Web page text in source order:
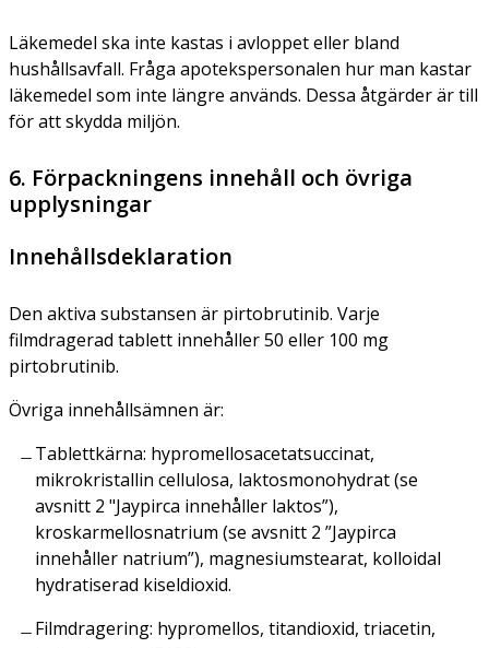
Läkemedel ska inte kastas i avloppet eller bland
hushållsavfall. Fråga apotekspersonalen hur man kastar
läkemedel som inte längre används. Dessa åtgärder är till
för att skydda miljön.
6. Förpackningens innehåll och övriga
upplysningar
Innehållsdeklaration
Den aktiva substansen är pirtobrutinib. Varje
filmdragerad tablett innehåller 50 eller 100 mg
pirtobrutinib.
Övriga innehållsämnen är:
Tablettkärna: hypromellosacetatsuccinat,
mikrokristallin cellulosa, laktosmonohydrat (se
avsnitt 2 "Jaypirca innehåller laktos”),
kroskarmellosnatrium (se avsnitt 2 ”Jaypirca
innehåller natrium”), magnesiumstearat, kolloidal
hydratiserad kiseldioxid.
Filmdragering: hypromellos, titandioxid, triacetin,